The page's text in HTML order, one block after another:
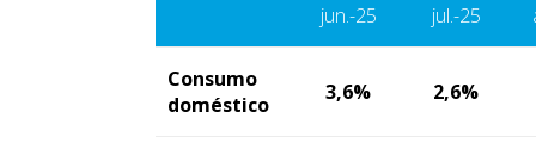
jun.-25 jul.-25
Consumo
doméstico
3,6% 2,6%